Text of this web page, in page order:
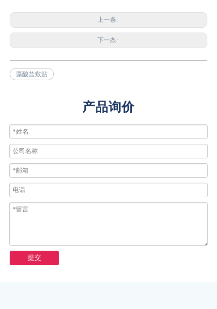
上一条:
下一条:
藻酸盐敷贴
产品询价
提交